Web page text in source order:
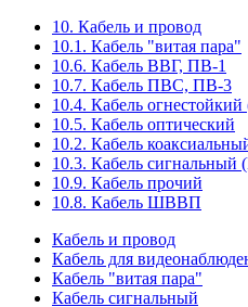
10. Кабель и провод
10.1. Кабель "витая пара"
10.6. Кабель ВВГ, ПВ-1
10.7. Кабель ПВС, ПВ-3
10.4. Кабель
10.5. Кабель оптический
10.2. Кабель
10.3. Кабель
10.9. Кабель прочий
10.8. Кабель ШВВП
Кабель и провод
Кабель для
Кабель "витая пара"
Кабель сигнальный